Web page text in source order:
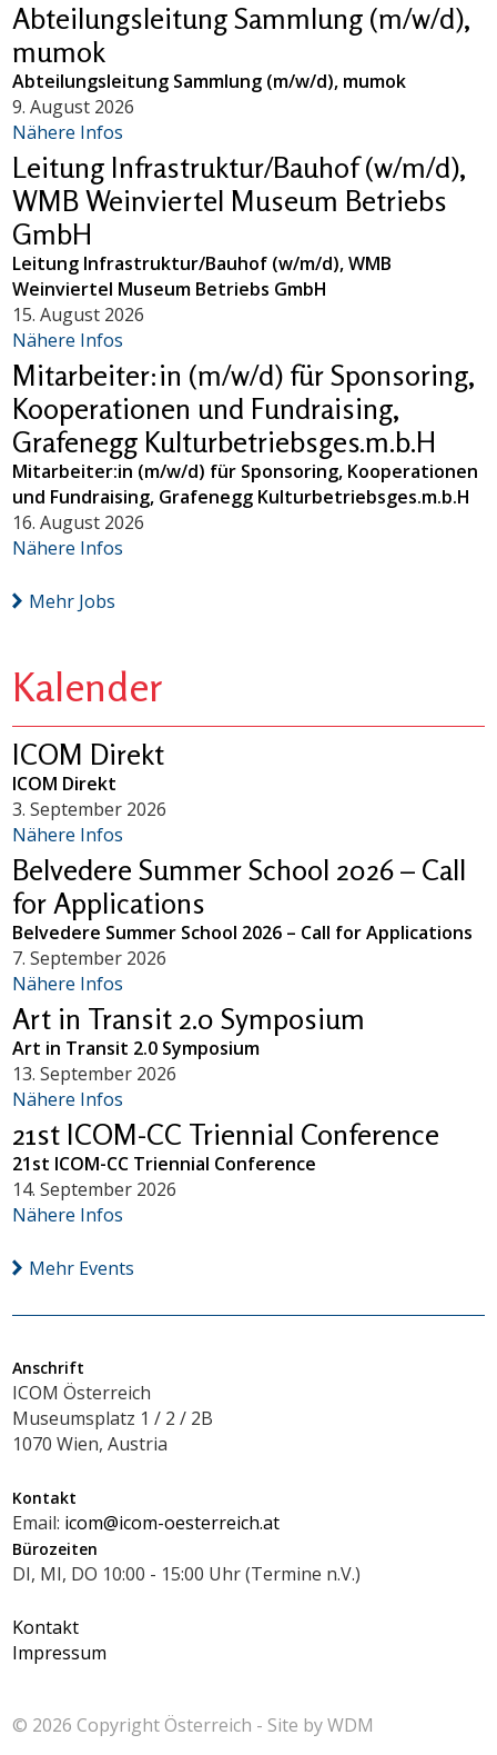
Abteilungsleitung Sammlung (m/w/d),
mumok
Abteilungsleitung Sammlung (m/w/d), mumok
9. August 2026
Nähere Infos
Leitung Infrastruktur/Bauhof (w/m/d),
WMB Weinviertel Museum Betriebs
GmbH
Leitung Infrastruktur/Bauhof (w/m/d), WMB
Weinviertel Museum Betriebs GmbH
15. August 2026
Nähere Infos
Mitarbeiter:in (m/w/d) für Sponsoring,
Kooperationen und Fundraising,
Grafenegg Kulturbetriebsges.m.b.H
Mitarbeiter:in (m/w/d) für Sponsoring, Kooperationen
und Fundraising, Grafenegg Kulturbetriebsges.m.b.H
16. August 2026
Nähere Infos
Mehr Jobs
Kalender
ICOM Direkt
ICOM Direkt
3. September 2026
Nähere Infos
Belvedere Summer School 2026 – Call
for Applications
Belvedere Summer School 2026 – Call for Applications
7. September 2026
Nähere Infos
Art in Transit 2.0 Symposium
Art in Transit 2.0 Symposium
13. September 2026
Nähere Infos
21st ICOM-CC Triennial Conference
21st ICOM-CC Triennial Conference
14. September 2026
Nähere Infos
Mehr Events
Anschrift
ICOM Österreich
Museumsplatz 1 / 2 / 2B
1070 Wien, Austria
Kontakt
Email: icom@icom-oesterreich.at
Bürozeiten
DI, MI, DO 10:00 - 15:00 Uhr (Termine n.V.)
Kontakt
Impressum
© 2026 CopyrightÖsterreich - Site byWDM